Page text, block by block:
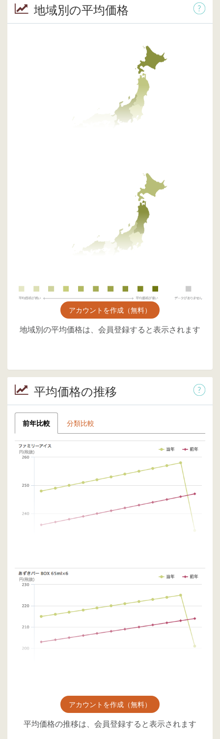
地域別の平均価格
アカウントを作成（無料）
地域別の平均価格は、会員登録すると表示されます
平均価格の推移
前年比較 分類比較
アカウントを作成（無料）
平均価格の推移は、会員登録すると表示されます